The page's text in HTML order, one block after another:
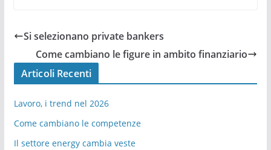
Si selezionano private bankers
Come cambiano le figure in ambito finanziario
Articoli Recenti
Lavoro, i trend nel 2026
Come cambiano le competenze
Il settore energy cambia veste